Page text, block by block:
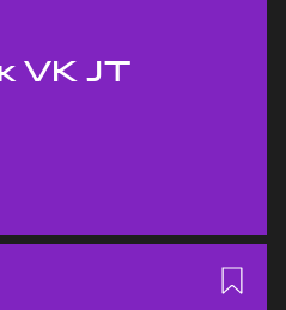
VK JT